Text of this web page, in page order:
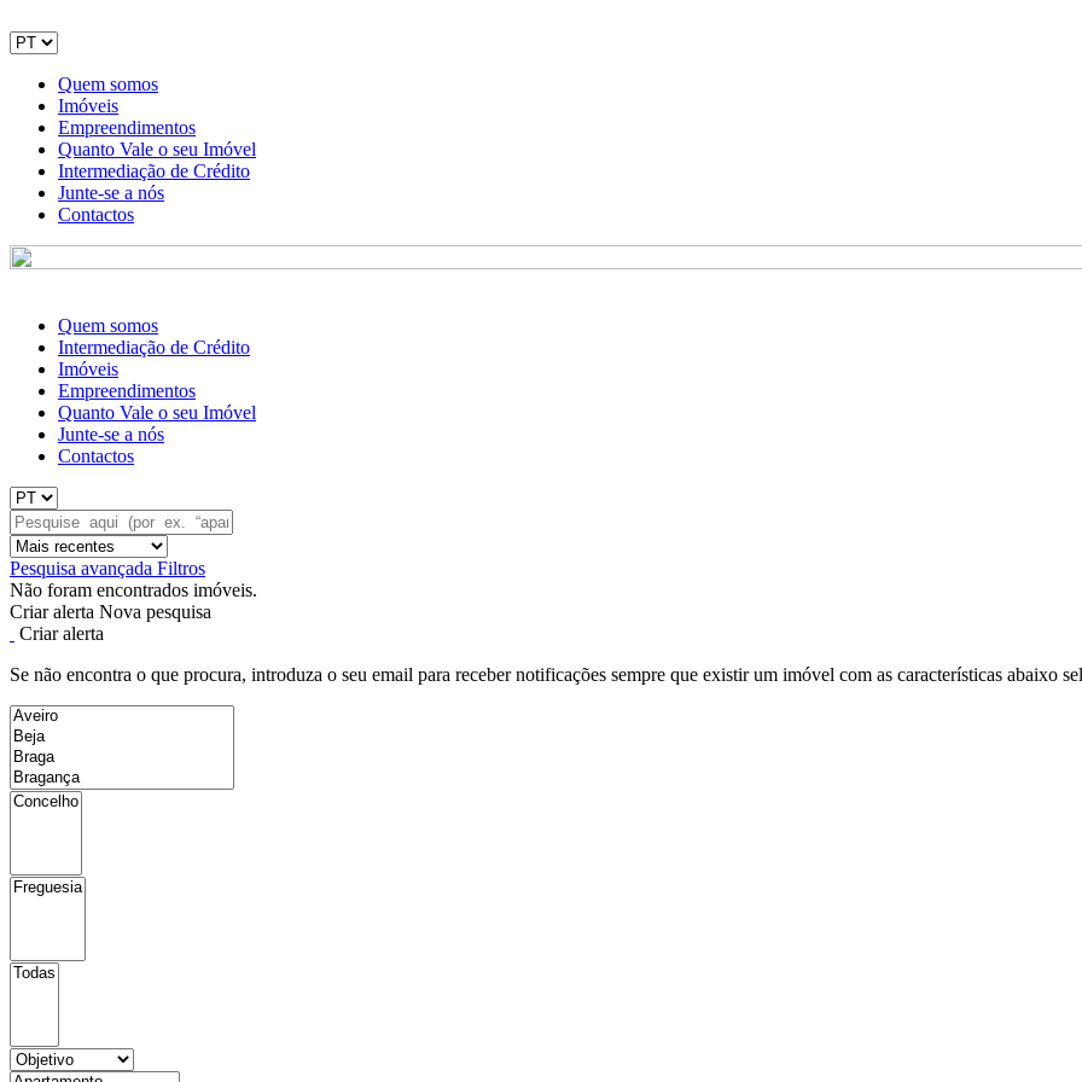
Quem somos
Imóveis
Empreendimentos
Quanto Vale o seu Imóvel
Intermediação de Crédito
Junte-se a nós
Contactos
Quem somos
Intermediação de Crédito
Imóveis
Empreendimentos
Quanto Vale o seu Imóvel
Junte-se a nós
Contactos
Pesquisa avançada Filtros
Não foram encontrados imóveis.
Criar alerta Nova pesquisa
Criar alerta
Se não encontra o que procura, introduza o seu email para receber notificações sempre que existir um imóvel com as características abaixo